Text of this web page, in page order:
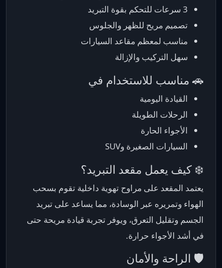
3 سرعات للتحكم بقوة التبريد
تصميم مريح للظهر والجلوس
مناسب لمعظم مقاعد السيارات
سهل التركيب والإزالة
🚗 مناسب للاستخدام في
القيادة اليومية
الرحلات الطويلة
الأجواء الحارة
السيارات الصغيرة وSUV
❄️ كيف يعمل مقعد التبريد؟
يعتمد المقعد على مراوح تهوية داخلية تقوم بسحب
الهواء وتمريره عبر الوسادة، مما يساعد على تبريد
الجسم وتقليل التعرق، ويوفر تجربة قيادة مريحة حتى
في أشد الأجواء حرارة.
🛡️ الراحة والأمان